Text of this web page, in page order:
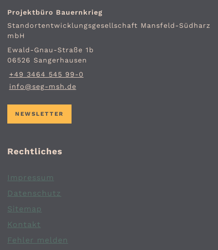
Projektbüro Bauernkrieg
Standort­entwicklungs­gesellschaft Mansfeld-Südharz
mbH
Ewald-Gnau-Straße 1b
06526 Sangerhausen
+49 3464 545 99-0
info@seg-msh.de
NEWSLETTER
Rechtliches
Impressum
Datenschutz
Sitemap
Kontakt
Fehler melden